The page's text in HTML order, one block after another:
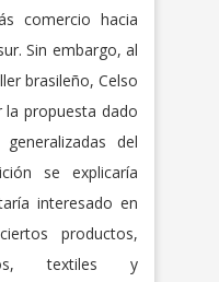
comercio hacia
Sin embargo, al
brasileño, Celso
propuesta dado
del
se explicaría
interesado en
productos,
textiles y